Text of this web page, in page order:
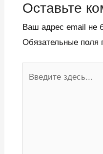
Оставьте
Ваш адрес email не
Обязательные поля